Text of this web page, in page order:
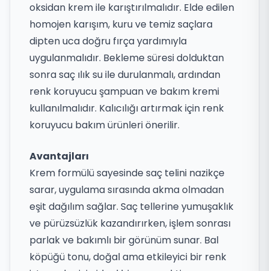
oksidan krem ile karıştırılmalıdır. Elde edilen
homojen karışım, kuru ve temiz saçlara
dipten uca doğru fırça yardımıyla
uygulanmalıdır. Bekleme süresi dolduktan
sonra saç ılık su ile durulanmalı, ardından
renk koruyucu şampuan ve bakım kremi
kullanılmalıdır. Kalıcılığı artırmak için renk
koruyucu bakım ürünleri önerilir.
Avantajları
Krem formülü sayesinde saç telini nazikçe
sarar, uygulama sırasında akma olmadan
eşit dağılım sağlar. Saç tellerine yumuşaklık
ve pürüzsüzlük kazandırırken, işlem sonrası
parlak ve bakımlı bir görünüm sunar. Bal
köpüğü tonu, doğal ama etkileyici bir renk